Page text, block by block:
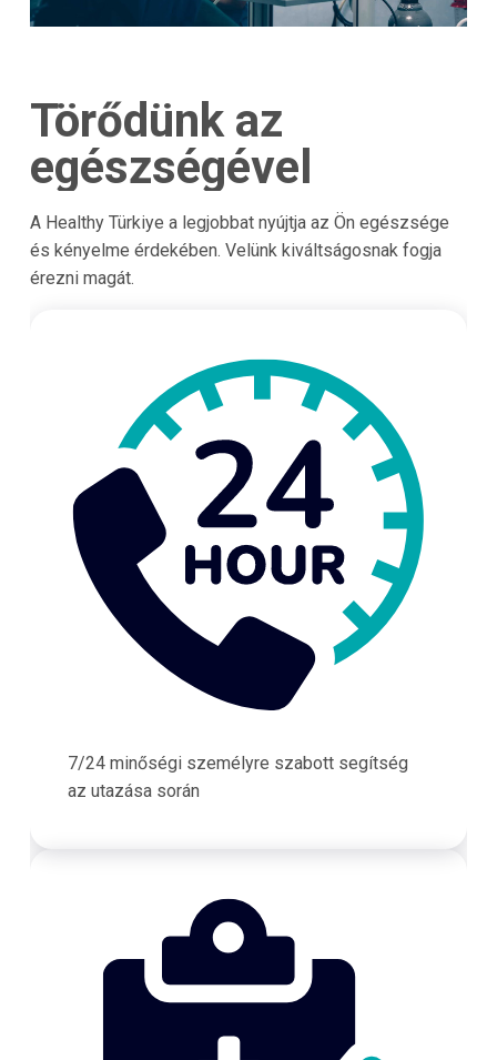
Törődünk az
egészségével
A Healthy Türkiye a legjobbat nyújtja az Ön egészsége
és kényelme érdekében. Velünk kiváltságosnak fogja
érezni magát.
7/24 minőségi személyre szabott segítség
az utazása során